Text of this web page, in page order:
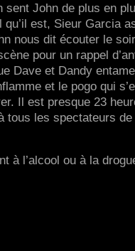
sent John de plus en
est, Sieur Garcia
nous dit écouter le
pour un rappel
Dave et Dandy
et le pogo qui
Il est presque 23
tous les spectateurs
à l’alcool ou à la